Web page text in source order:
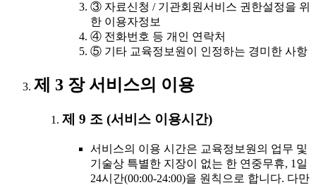
③ 자료신청 / 기관회원서비스 권한설정을 위
한 이용자정보
④ 전화번호 등 개인 연락처
⑤ 기타 교육정보원이 인정하는 경미한 사항
제 3 장 서비스의 이용
제 9 조 (서비스 이용시간)
서비스의 이용 시간은 교육정보원의 업무 및
기술상 특별한 지장이 없는 한 연중무휴, 1일
24시간(00:00-24:00)을 원칙으로 합니다. 다만